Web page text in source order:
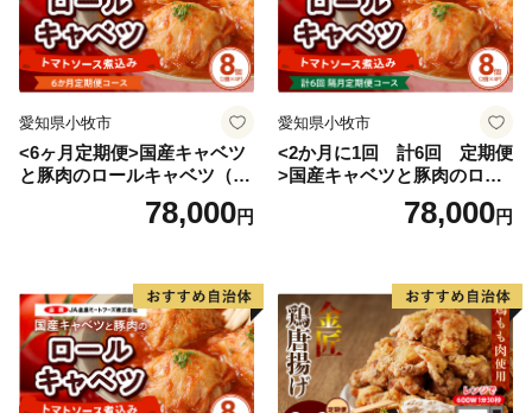
愛知県小牧市
<6ヶ月定期便>国産キャベツ
と豚肉のロールキャベツ（4P
78,000円
愛知県小牧市
<2か月に1回 計6回 定期便
>国産キャベツと豚肉のロー
ルキャベツ（4P入り）
78,000円